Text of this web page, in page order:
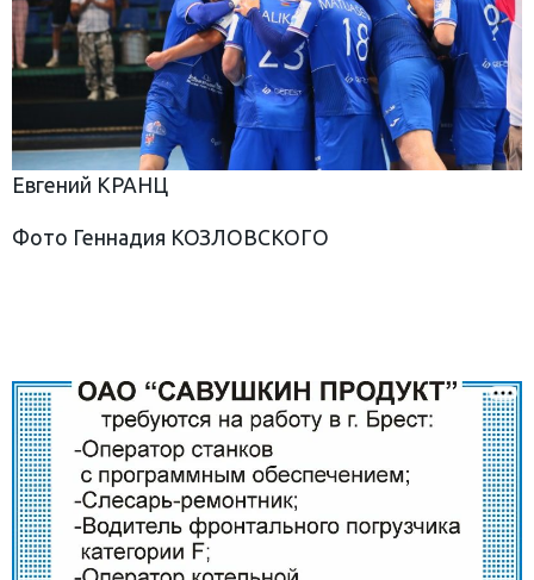
Евгений КРАНЦ
Фото Геннадия КОЗЛОВСКОГО